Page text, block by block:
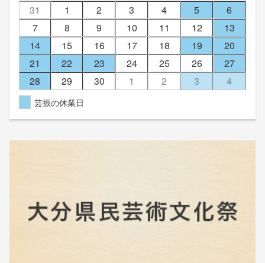
31
1 2 3 4 5
6
7
8 9 10 11 12
13
14
15 16 17 18 19
20
21
22 23 24 25 26
27
28
29 30 1 2 3 4
芸振の休業日